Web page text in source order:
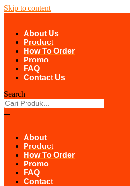
Skip to content
About Us
Product
How To Order
Promo
FAQ
Contact Us
Search
About
Product
How To Order
Promo
FAQ
Contact